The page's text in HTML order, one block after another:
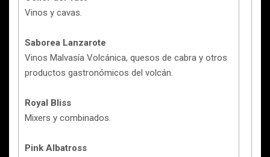
Vinos y cavas.
Saborea Lanzarote
Vinos Malvasía Volcánica, quesos de cabra y otros
productos gastronómicos del volcán.
Royal Bliss
Mixers y combinados.
Pink Albatross